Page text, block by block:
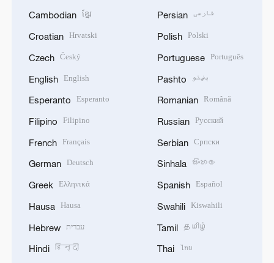
Cambodian ខ្មែរ
Croatian Hrvatski
Czech Český
English English
Esperanto Esperanto
Filipino Filipino
French Français
German Deutsch
Greek Ελληνικά
Hausa Hausa
Hebrew עברית
Hindi हिन्दी
Persian فارسی
Polish Polski
Portuguese Português
Pashto پښتو
Romanian Română
Russian Русский
Serbian Српски
Sinhala සිංහල
Spanish Español
Swahili Kiswahili
Tamil தமிழ்
Thai ไทย